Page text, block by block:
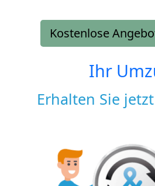
Kostenlose
Ihr
Erhalten Sie